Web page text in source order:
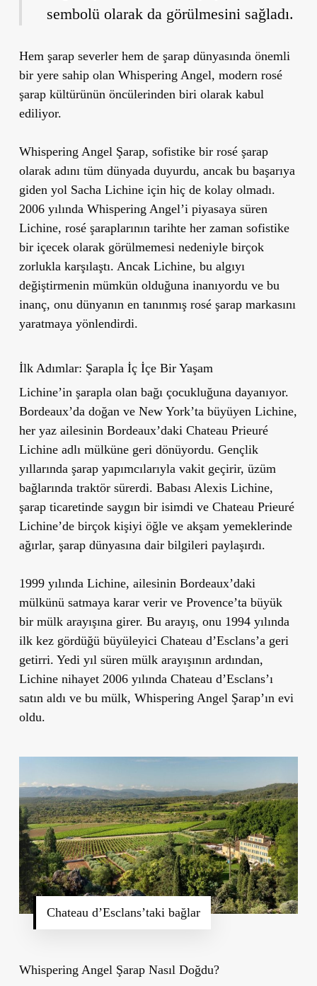
sembolü olarak da görülmesini sağladı.
Hem şarap severler hem de şarap dünyasında önemli
bir yere sahip olan Whispering Angel, modern rosé
şarap kültürünün öncülerinden biri olarak kabul
ediliyor.
Whispering Angel Şarap, sofistike bir rosé şarap
olarak adını tüm dünyada duyurdu, ancak bu başarıya
giden yol Sacha Lichine için hiç de kolay olmadı.
2006 yılında Whispering Angel’i piyasaya süren
Lichine, rosé şaraplarının tarihte her zaman sofistike
bir içecek olarak görülmemesi nedeniyle birçok
zorlukla karşılaştı. Ancak Lichine, bu algıyı
değiştirmenin mümkün olduğuna inanıyordu ve bu
inanç, onu dünyanın en tanınmış rosé şarap markasını
yaratmaya yönlendirdi.
İlk Adımlar: Şarapla İç İçe Bir Yaşam
Lichine’in şarapla olan bağı çocukluğuna dayanıyor.
Bordeaux’da doğan ve New York’ta büyüyen Lichine,
her yaz ailesinin Bordeaux’daki Chateau Prieuré
Lichine adlı mülküne geri dönüyordu. Gençlik
yıllarında şarap yapımcılarıyla vakit geçirir, üzüm
bağlarında traktör sürerdi. Babası Alexis Lichine,
şarap ticaretinde saygın bir isimdi ve Chateau Prieuré
Lichine’de birçok kişiyi öğle ve akşam yemeklerinde
ağırlar, şarap dünyasına dair bilgileri paylaşırdı.
1999 yılında Lichine, ailesinin Bordeaux’daki
mülkünü satmaya karar verir ve Provence’ta büyük
bir mülk arayışına girer. Bu arayış, onu 1994 yılında
ilk kez gördüğü büyüleyici Chateau d’Esclans’a geri
getirri. Yedi yıl süren mülk arayışının ardından,
Lichine nihayet 2006 yılında Chateau d’Esclans’ı
satın aldı ve bu mülk, Whispering Angel Şarap’ın evi
oldu.
Chateau d’Esclans’taki bağlar
Whispering Angel Şarap Nasıl Doğdu?